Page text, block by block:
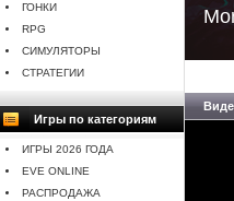
ГОНКИ
RPG
СИМУЛЯТОРЫ
СТРАТЕГИИ
Игры по категориям
ИГРЫ 2026 ГОДА
EVE ONLINE
РАСПРОДАЖА